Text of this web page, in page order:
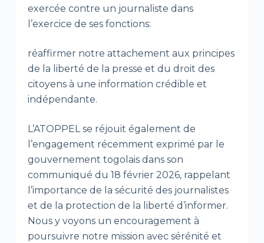
exercée contre un journaliste dans
l’exercice de ses fonctions:
réaffirmer notre attachement aux principes
de la liberté de la presse et du droit des
citoyens à une information crédible et
indépendante.
L’ATOPPEL se réjouit également de
l’engagement récemment exprimé par le
gouvernement togolais dans son
communiqué du 18 février 2026, rappelant
l’importance de la sécurité des journalistes
et de la protection de la liberté d’informer.
Nous y voyons un encouragement à
poursuivre notre mission avec sérénité et